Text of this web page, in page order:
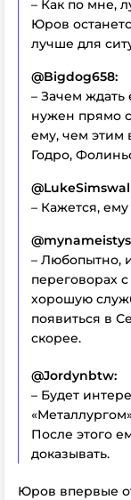
– Как по мне,
Юров
лучше для
@Bigdog658:
– Зачем ждать
нужен прямо
ему, чем этим
Годро,
– Кажется,
– Любопытно,
переговорах
хорошую
появиться в
скорее.
@Jordynbtw:
– Будет
После этого
доказывать.
Юров впервые